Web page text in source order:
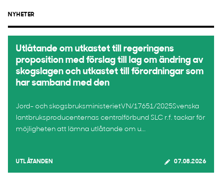
NYHETER
Utlåtande om utkastet till regeringens
proposition med förslag till lag om ändring av
skogslagen och utkastet till förordningar som
har samband med den
Jord- och skogsbruksministerietVN/17651/2025Svenska
lantbruksproducenternas centralförbund SLC r.f. tackar för
möjligheten att lämna utlåtande om u...
UTLÅTANDEN 07.08.2026